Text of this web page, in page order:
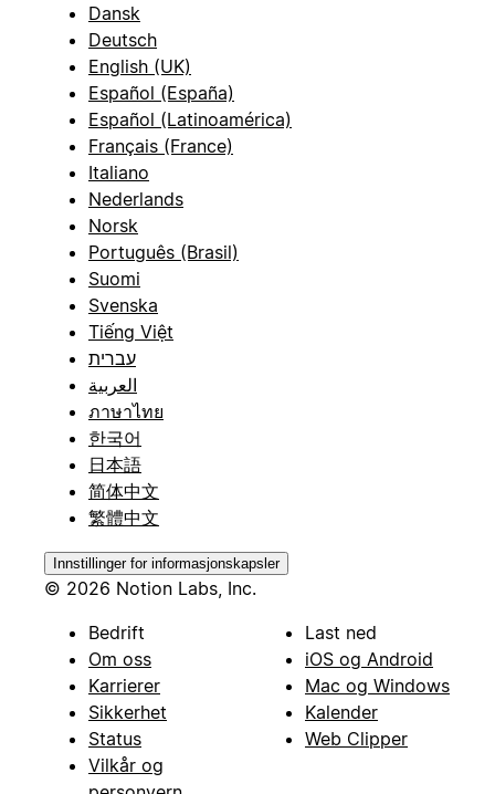
Dansk
Deutsch
English (UK)
Español (España)
Español (Latinoamérica)
Français (France)
Italiano
Nederlands
Norsk
Português (Brasil)
Suomi
Svenska
Tiếng Việt
עברית
العربية
ภาษาไทย
한국어
日本語
简体中文
繁體中文
Innstillinger for informasjonskapsler
© 2026 Notion Labs, Inc.
Bedrift
Om oss
Karrierer
Sikkerhet
Status
Vilkår og
Last ned
iOS og Android
Mac og Windows
Kalender
Web Clipper